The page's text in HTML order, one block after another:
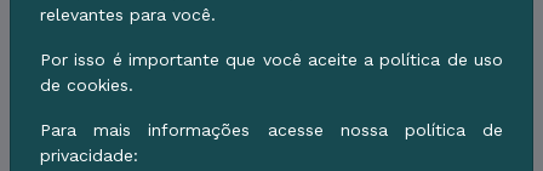
Quem pode utilizar
Custos
relevantes para você.
Por isso é importante que você aceite a política de uso
de cookies.
Para mais informações acesse nossa política de
privacidade: